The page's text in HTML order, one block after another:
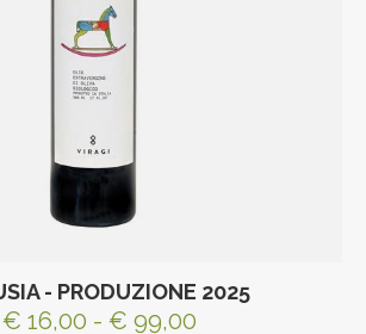
- PRODUZIONE 2025
€ 16,00 - € 99,00